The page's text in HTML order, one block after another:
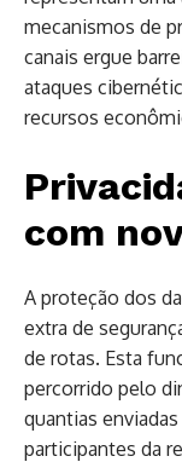
mecanismos de
canais ergue
ataques
recursos
com
A proteção dos
extra de
de rotas. Esta
percorrido pelo
quantias
participantes da